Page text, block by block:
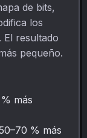
de bits,
los
El resultado
pequeño.
más
% más